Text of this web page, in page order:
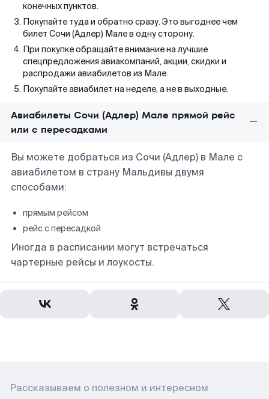
конечных пунктов.
Покупайте туда и обратно сразу. Это выгоднее чем
билет Сочи (Адлер) Мале в одну сторону.
При покупке обращайте внимание на лучшие
спецпредложения авиакомпаний, акции, скидки и
распродажи авиабилетов из Мале.
Покупайте авиабилет на неделе, а не в выходные.
Авиабилеты Сочи (Адлер) Мале прямой рейс
или с пересадками
Вы можете добраться из Сочи (Адлер) в Мале с
авиабилетом в страну Мальдивы двумя
способами:
прямым рейсом
рейс с пересадкой
Иногда в расписании могут встречаться
чартерные рейсы и лоукосты.
Рассказываем о полезном и интересном